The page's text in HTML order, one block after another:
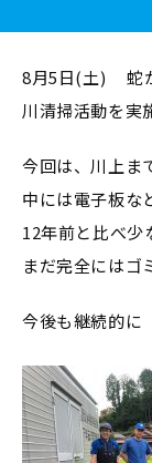
8月5日(土) 蛇
川清掃活動を実
今回は、川上ま
中には電子板な
12年前と比べ少
まだ完全にはゴ
今後も継続的に